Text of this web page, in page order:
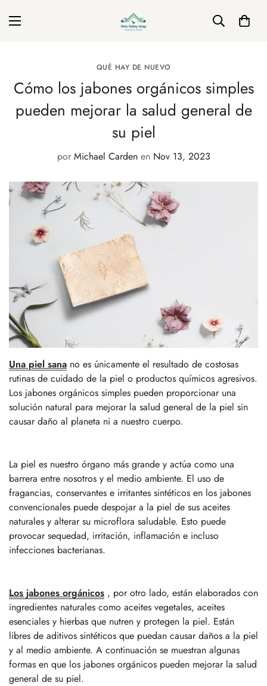
QUÉ HAY DE NUEVO
Cómo los jabones orgánicos simples
pueden mejorar la salud general de
su piel
por Michael Cardenen Nov 13, 2023
Una piel sana no es únicamente el resultado de costosas
rutinas de cuidado de la piel o productos químicos agresivos.
Los jabones orgánicos simples pueden proporcionar una
solución natural para mejorar la salud general de la piel sin
causar daño al planeta ni a nuestro cuerpo.
La piel es nuestro órgano más grande y actúa como una
barrera entre nosotros y el medio ambiente. El uso de
fragancias, conservantes e irritantes sintéticos en los jabones
convencionales puede despojar a la piel de sus aceites
naturales y alterar su microflora saludable. Esto puede
provocar sequedad, irritación, inflamación e incluso
infecciones bacterianas.
Los jabones orgánicos , por otro lado, están elaborados con
ingredientes naturales como aceites vegetales, aceites
esenciales y hierbas que nutren y protegen la piel. Están
libres de aditivos sintéticos que puedan causar daños a la piel
y al medio ambiente. A continuación se muestran algunas
formas en que los jabones orgánicos pueden mejorar la salud
general de su piel.